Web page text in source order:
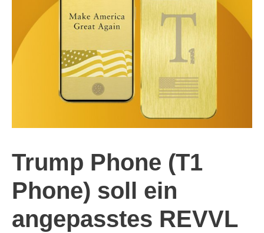
Trump Phone (T1
Phone) soll ein
angepasstes REVVL